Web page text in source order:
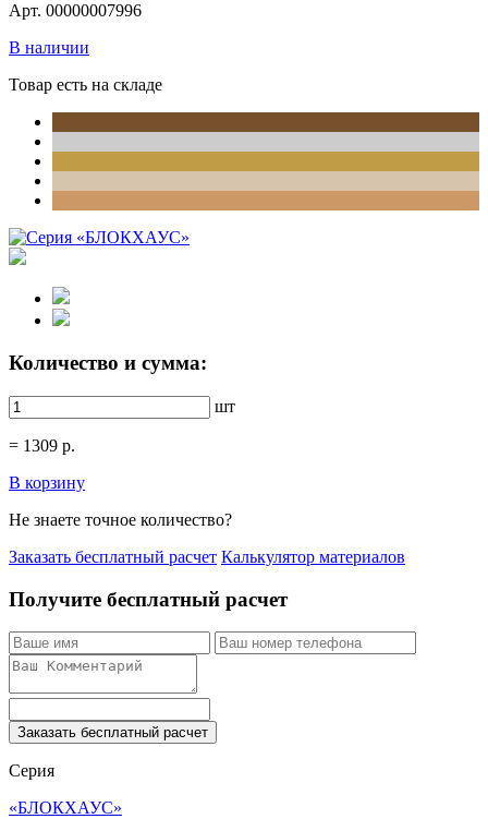
Арт. 00000007996
В наличии
Товар есть на складе
Количество и сумма:
шт
= 1309 р.
В корзину
Не знаете точное количество?
Заказать бесплатный расчет Калькулятор материалов
Получите бесплатный расчет
Заказать бесплатный расчет
Серия
«БЛОКХАУС»